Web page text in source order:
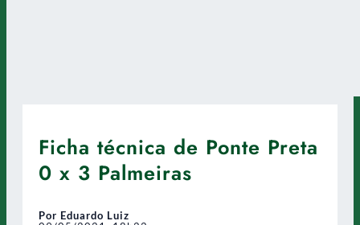
Ficha técnica de Ponte Preta
0 x 3 Palmeiras
Por Eduardo Luiz